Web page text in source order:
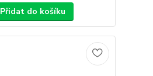
Přidat do košíku